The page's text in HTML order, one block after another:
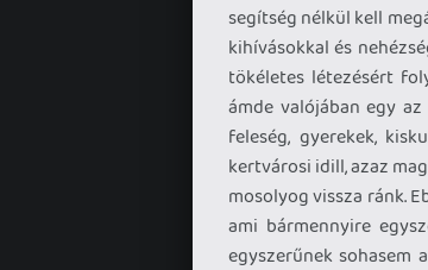
segítség nélkül kell
kihívásokkal és
tökéletes létezésért
ámde valójában egy
feleség, gyerekek,
kertvárosi idill, azaz
mosolyog vissza ránk.
ami bármennyire
egyszerűnek sohasem